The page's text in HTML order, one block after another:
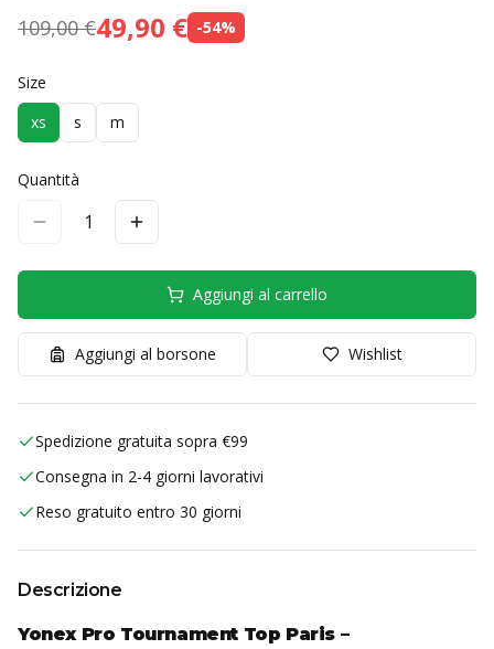
109,00 €49,90 € -54%
Size
xs
s m
Quantità
1
Aggiungi al carrello
Aggiungi al borsone Wishlist
Spedizione gratuita sopra €99
Consegna in 2-4 giorni lavorativi
Reso gratuito entro 30 giorni
Descrizione
Yonex Pro Tournament Top Paris –